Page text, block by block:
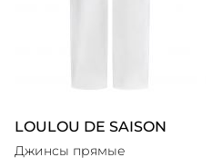
LOULOU DE SAISON
Джинсы прямые